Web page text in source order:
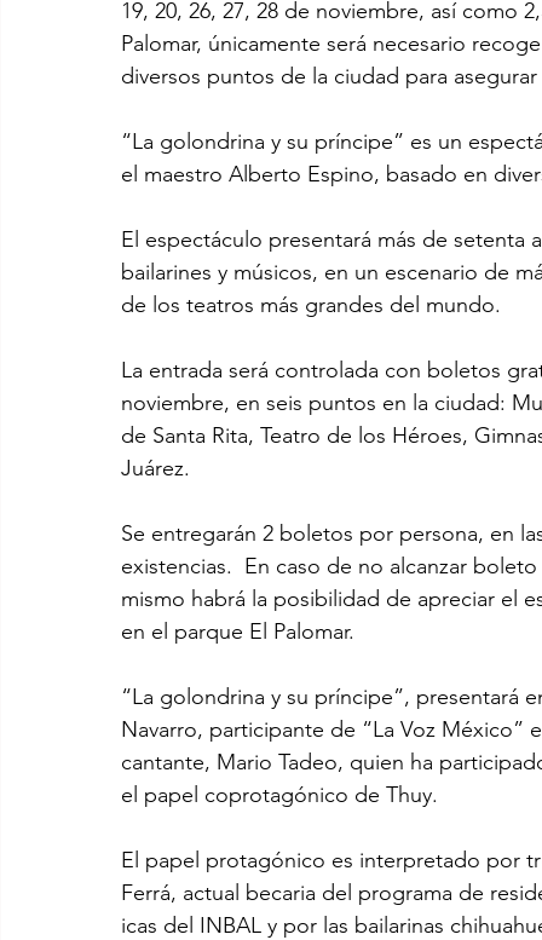
19, 20, 26, 27, 28 de noviembre, así como
Palomar, únicamente será necesario
diversos puntos de la ciudad para
“La golondrina y su príncipe” es un
el maestro Alberto Espino, basado en
El espectáculo presentará más de setenta
bailarines y músicos, en un escenario de
de los teatros más grandes del mundo.
La entrada será controlada con boletos
noviembre, en seis puntos en la ciudad:
de Santa Rita, Teatro de los Héroes,
Juárez.
Se entregarán 2 boletos por persona, en
existencias.  En caso de no alcanzar
mismo habrá la posibilidad de apreciar el
en el parque El Palomar.
“La golondrina y su príncipe”, presentará
Navarro, participante de “La Voz México”
cantante, Mario Tadeo, quien ha
el papel coprotagónico de Thuy.
El papel protagónico es interpretado por
Ferrá, actual becaria del programa de
icas del INBAL y por las bailarinas